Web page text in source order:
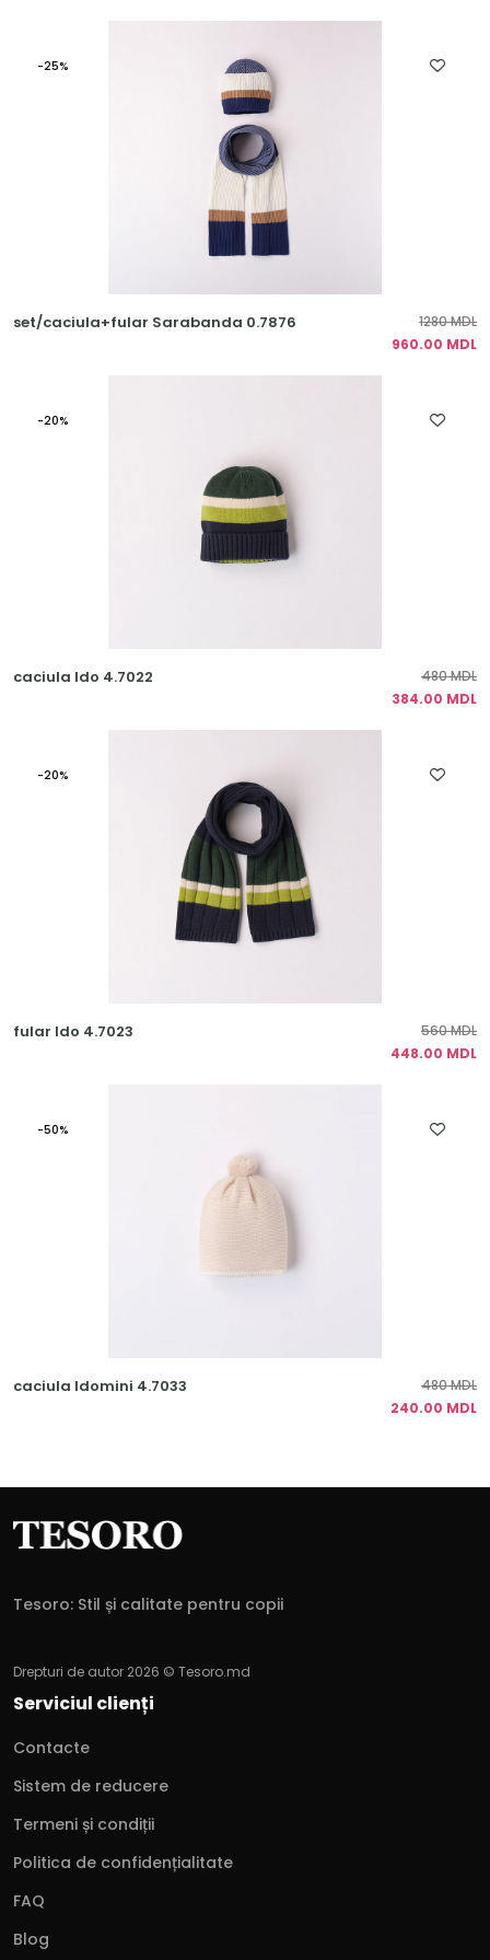
-25%
set/caciula+fular Sarabanda 0.7876
1280 MDL
960.00 MDL
-20%
caciula Ido 4.7022
480 MDL
384.00 MDL
-20%
fular Ido 4.7023
560 MDL
448.00 MDL
-50%
caciula Idomini 4.7033
480 MDL
240.00 MDL
Tesoro: Stil și calitate pentru copii
Drepturi de autor 2026 © Tesoro.md
Serviciul clienți
Contacte
Sistem de reducere
Termeni și condiții
Politica de confidențialitate
FAQ
Blog